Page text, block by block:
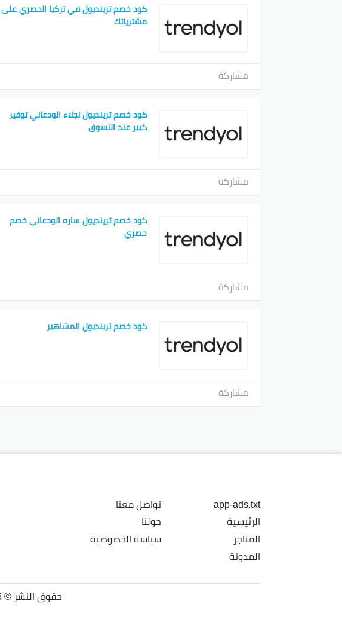
كود خصم ترينديول في تركيا الحصري على
مشترياتك
مشاركة
كود خصم ترينديول نجلاء الودعاني توفير
كبير عند التسوق
مشاركة
كود خصم ترينديول ساره الودعاني خصم
حصري
مشاركة
كود خصم ترينديول المشاهير
مشاركة
app-ads.txt
الرئيسية
المتاجر
المدونة
تواصل معنا
حولنا
سياسة الخصوصية
حقوق النشر © 2026 أكواد وكوبونات. جميع الحقوق محفوظة.